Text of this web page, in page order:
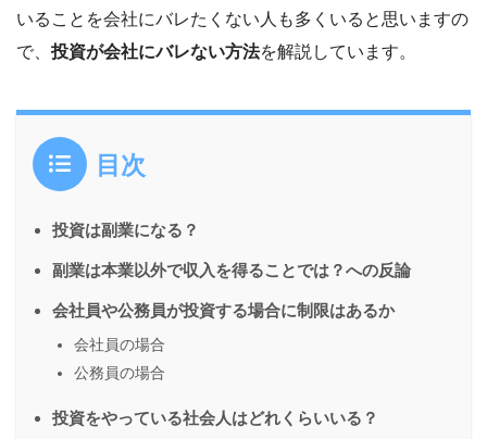
いることを会社にバレたくない人も多くいると思いますの
で、 投資が会社にバレない方法を解説しています。
目次
投資は副業になる？
副業は本業以外で収入を得ることでは？への反論
会社員や公務員が投資する場合に制限はあるか
会社員の場合
公務員の場合
投資をやっている社会人はどれくらいいる？